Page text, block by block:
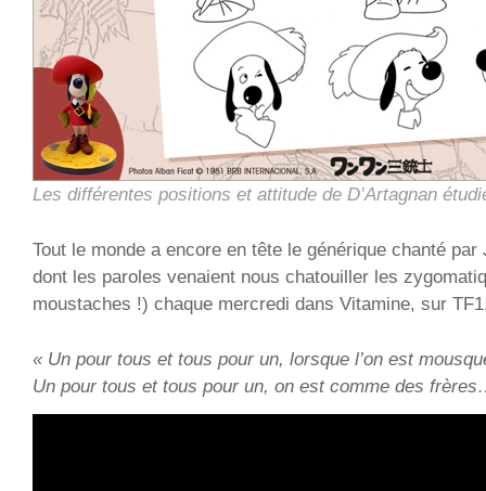
Les différentes positions et attitude de D’Artagnan
Tout le monde a encore en tête le générique chanté
dont les paroles venaient nous chatouiller les
moustaches !) chaque mercredi dans Vitamine, sur
« Un pour tous et tous pour un, lorsque l’on est
Un pour tous et tous pour un, on est comme des